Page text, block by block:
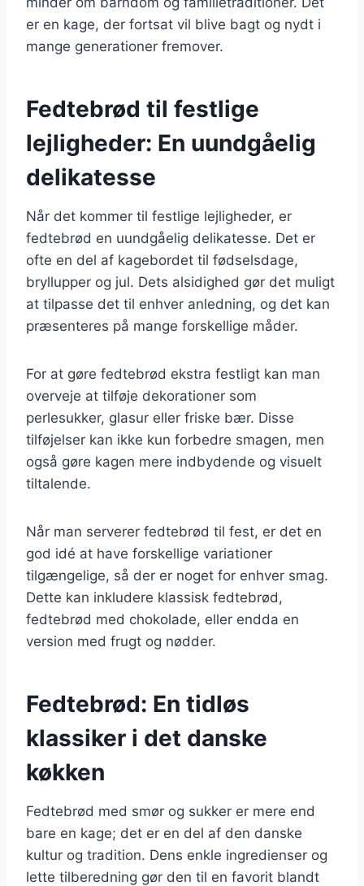
er en kage, der fortsat vil blive bagt og nydt i
mange generationer fremover.
Fedtebrød til festlige
lejligheder: En uundgåelig
delikatesse
Når det kommer til festlige lejligheder, er
fedtebrød en uundgåelig delikatesse. Det er
ofte en del af kagebordet til fødselsdage,
bryllupper og jul. Dets alsidighed gør det muligt
at tilpasse det til enhver anledning, og det kan
præsenteres på mange forskellige måder.
For at gøre fedtebrød ekstra festligt kan man
overveje at tilføje dekorationer som
perlesukker, glasur eller friske bær. Disse
tilføjelser kan ikke kun forbedre smagen, men
også gøre kagen mere indbydende og visuelt
tiltalende.
Når man serverer fedtebrød til fest, er det en
god idé at have forskellige variationer
tilgængelige, så der er noget for enhver smag.
Dette kan inkludere klassisk fedtebrød,
fedtebrød med chokolade, eller endda en
version med frugt og nødder.
Fedtebrød: En tidløs
klassiker i det danske
køkken
Fedtebrød med smør og sukker er mere end
bare en kage; det er en del af den danske
kultur og tradition. Dens enkle ingredienser og
lette tilberedning gør den til en favorit blandt